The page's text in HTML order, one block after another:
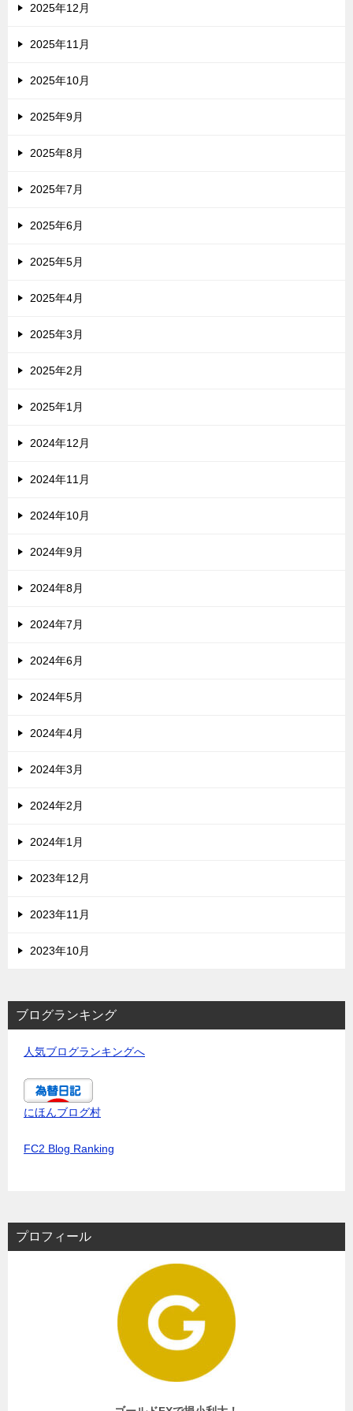
2025年12月
2025年11月
2025年10月
2025年9月
2025年8月
2025年7月
2025年6月
2025年5月
2025年4月
2025年3月
2025年2月
2025年1月
2024年12月
2024年11月
2024年10月
2024年9月
2024年8月
2024年7月
2024年6月
2024年5月
2024年4月
2024年3月
2024年2月
2024年1月
2023年12月
2023年11月
2023年10月
ブログランキング
人気ブログランキングへ
にほんブログ村
FC2 Blog Ranking
プロフィール